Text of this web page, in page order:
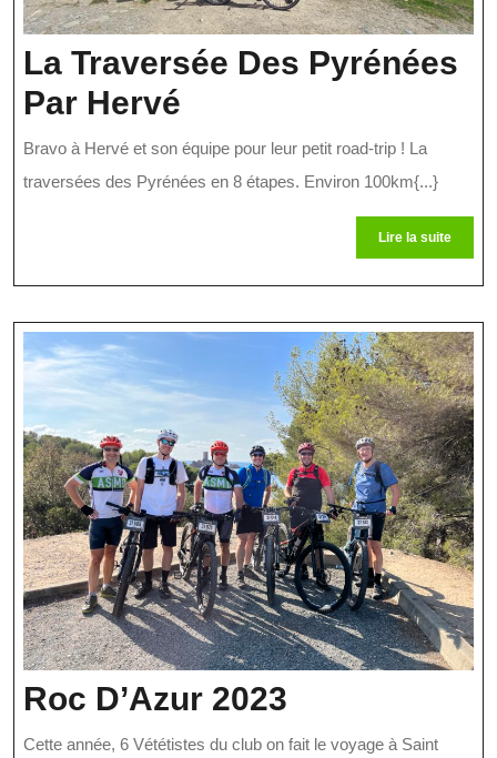
La Traversée Des Pyrénées
Par Hervé
Traversée
Des
Bravo à Hervé et son équipe pour leur petit road-trip ! La
traversées des Pyrénées en 8 étapes. Environ 100km{...}
Lire la suiteLire
la
Roc D’Azur 2023
D’Azur
Cette année, 6 Vététistes du club on fait le voyage à Saint